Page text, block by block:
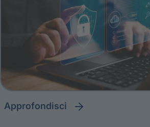
approfondisci